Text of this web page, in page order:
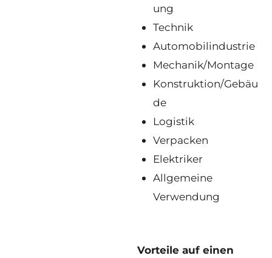
ung
Technik
Automobilindustrie
Mechanik/Montage
Konstruktion/Gebäu
de
Logistik
Verpacken
Elektriker
Allgemeine
Verwendung
Vorteile auf einen